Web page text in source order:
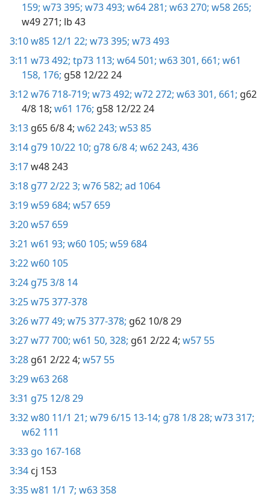
159; w73 395; w73 493; w64 281; w63 270; w58 265;
w49 271; lb 43
3:10w85 12/1 22; w73 395; w73 493
3:11 w73 492; tp73 113; w64 501; w63 301, 661; w61
158, 176; g58 12/22 24
3:12w76 718-719; w73 492; w72 272; w63 301, 661; g62
4/8 18; w61 176; g58 12/22 24
3:13 g65 6/8 4; w62 243; w53 85
3:14 g79 10/22 10; g78 6/8 4; w62 243, 436
3:17w48 243
3:18 g77 2/22 3; w76 582; ad 1064
3:19w59 684; w57 659
3:20w57 659
3:21 w61 93; w60 105; w59 684
3:22w60 105
3:24 g75 3/8 14
3:25w75 377-378
3:26w77 49; w75 377-378; g62 10/8 29
3:27w77 700; w61 50, 328; g61 2/22 4; w57 55
3:28 g61 2/22 4; w57 55
3:29w63 268
3:31 g75 12/8 29
3:32w80 11/1 21; w79 6/15 13-14; g78 1/8 28; w73 317;
w62 111
3:33 go 167-168
3:34 cj 153
3:35w81 1/1 7; w63 358